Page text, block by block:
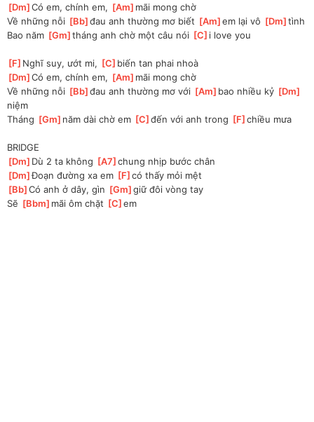
[Dm ]
Có em, chính em, [Am ]mãi mong chờ
Về những nỗi [Bb ]
đau anh thường mơ biết [Am ]
em lại vô [Dm ]tình
Bao năm [Gm ]tháng anh chờ một câu nói [C ]i love you
[F ]Nghĩ suy, ướt mi, [C ]biến tan phai nhoà
[Dm ]
Có em, chính em, [Am ]mãi mong chờ
Về những nỗi [Bb ]
đau anh thường mơ với [Am ]bao nhiều kỷ [Dm
niệm
Tháng [Gm ]năm dài chờ em [C ]
đến với anh trong [F ]
chiều mưa
BRIDGE
[Dm ]Dù 2 ta không [A7 ]
chung nhịp bước chân
[Dm ]
Đoạn đường xa em [F ]
có thấy mỏi mệt
[Bb ]
Có anh ở dây, gìn [Gm ]
giữ đôi vòng tay
Sẽ [Bbm ]mãi ôm chặt [C ]
em